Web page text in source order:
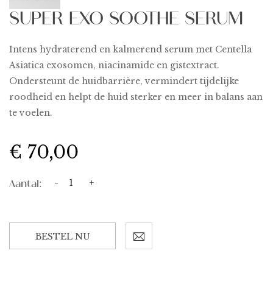
SUPER EXO SOOTHE SERUM
Intens hydraterend en kalmerend serum met Centella
Asiatica exosomen, niacinamide en gistextract.
Ondersteunt de huidbarrière, vermindert tijdelijke
roodheid en helpt de huid sterker en meer in balans aan
te voelen.
€ 70,00
Aantal: - +
BESTEL NU